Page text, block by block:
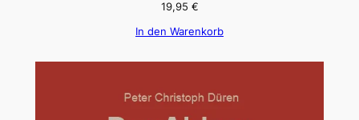
19,95 €
In den Warenkorb